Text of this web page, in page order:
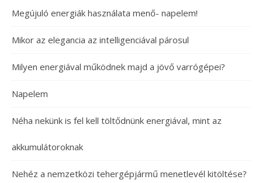
Megújuló energiák használata menő- napelem!
Mikor az elegancia az intelligenciával párosul
Milyen energiával működnek majd a jövő varrógépei?
Napelem
Néha nekünk is fel kell töltődnünk energiával, mint az
akkumulátoroknak
Nehéz a nemzetközi tehergépjármű menetlevél kitöltése?